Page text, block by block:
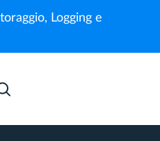
Logging e